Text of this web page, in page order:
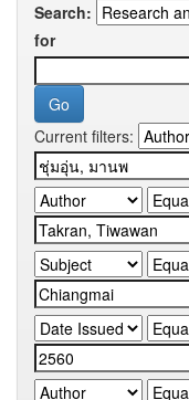
Search:
for
Current filters: